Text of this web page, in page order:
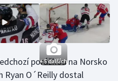
+ 5 dalších
porážkou na Norsko
Ryan O´Reilly dostal